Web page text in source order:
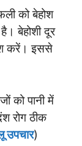
को बेहोश
बेहोशी दूर
करें। इससे
को पानी में
रोग ठीक
उपचार)